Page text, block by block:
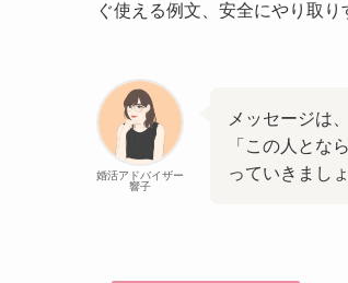
ぐ使える例文、安全にやり取り
婚活アドバイザー
響子
メッセージは
「この人とな
っていきまし